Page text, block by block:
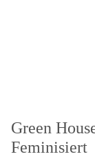
Green
Feminisiert